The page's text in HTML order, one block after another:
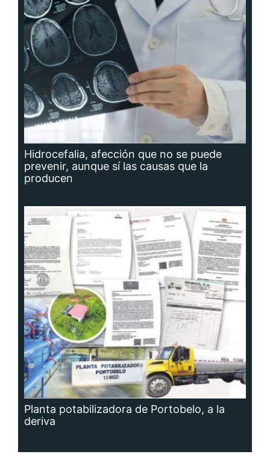
Hidrocefalia, afección que no se puede
prevenir, aunque sí las causas que la
producen
Planta potabilizadora de Portobelo, a la
deriva